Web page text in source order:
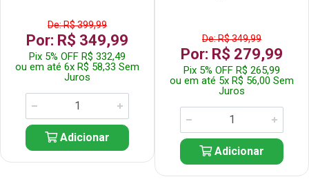
De: R$ 399,99
Por: R$ 349,99
Pix 5% OFF R$ 332,49
ou em até 6x R$ 58,33 Sem
Juros
Adicionar
De: R$ 349,99
Por: R$ 279,99
Pix 5% OFF R$ 265,99
ou em até 5x R$ 56,00 Sem
Juros
Adicionar